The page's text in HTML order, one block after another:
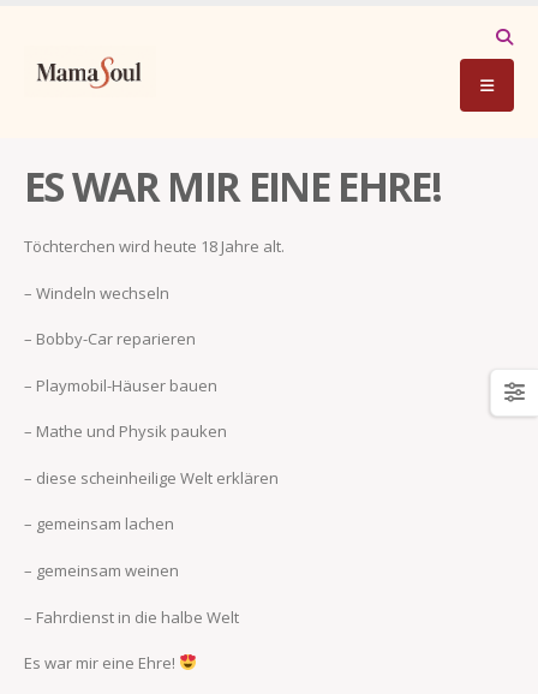
ES WAR MIR EINE EHRE!
Töchterchen wird heute 18 Jahre alt.
– Windeln wechseln
– Bobby-Car reparieren
– Playmobil-Häuser bauen
– Mathe und Physik pauken
– diese scheinheilige Welt erklären
– gemeinsam lachen
– gemeinsam weinen
– Fahrdienst in die halbe Welt
Es war mir eine Ehre!